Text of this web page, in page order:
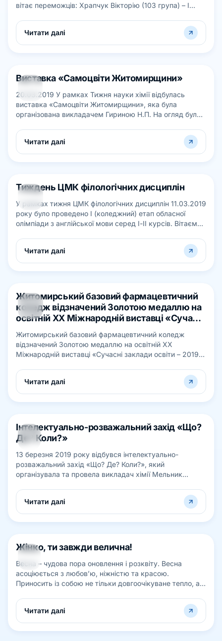
вітає переможців: Храпчук Вікторію (103 група) – І
Читати далі
22
Виставка «Самоцвіти Житомирщини»
20.03.2019 У рамках Тижня науки хімії відбулась
виставка «Самоцвіти Житомирщини», яка була
організована викладачем Гириною Н.П. На огляд були
Читати далі
20
Тиждень ЦМК філологічних дисциплін
У рамках тижня ЦМК філологічних дисциплін 11.03.2019
року було проведено І (коледжний) етап обласної
олімпіади з англійської мови серед І-ІІ курсів. Вітаємо
Читати далі
20
Житомирський базовий фармацевтичний
коледж відзначений Золотою медаллю на
освітній ХХ Міжнародній виставці «Сучасні
Житомирський базовий фармацевтичний коледж
відзначений Золотою медаллю на освітній ХХ
Міжнародній виставці «Сучасні заклади освіти – 2019»
Читати далі
13
БЕР
Інтелектуально-розважальний захід «Що?
Де? Коли?»
13 березня 2019 року відбувся інтелектуально-
розважальний захід «Що? Де? Коли?», який
організувала та провела викладач хімії Мельник
Читати далі
12
Жінко, ти завжди велична!
Весна – чудова пора оновлення і розквіту. Весна
асоціюється з любов’ю, ніжністю та красою.
Приносить із собою не тільки довгоочікуване тепло, а й
Читати далі